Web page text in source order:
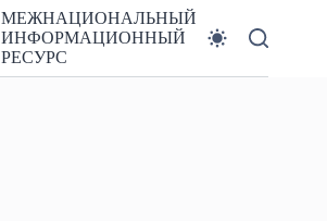
МЕЖНАЦИОНАЛЬНЫЙ
ИНФОРМАЦИОННЫЙ
РЕСУРС